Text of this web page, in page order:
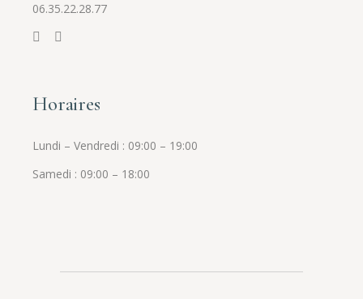
06.35.22.28.77
Horaires
Lundi – Vendredi : 09:00 – 19:00
Samedi : 09:00 – 18:00